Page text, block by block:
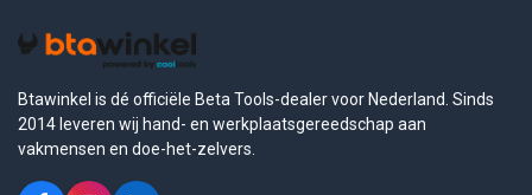
Btawinkel is dé officiële Beta Tools-dealer voor Nederland. Sinds
2014 leveren wij hand- en werkplaatsgereedschap aan
vakmensen en doe-het-zelvers.